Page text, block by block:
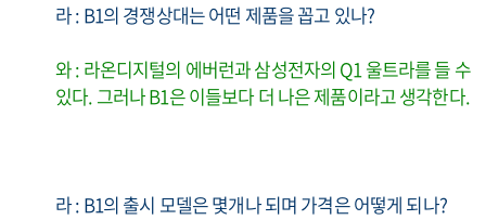
라 : B1의 경쟁상대는 어떤 제품을 꼽고 있나?
와 : 라온디지털의 에버런과 삼성전자의 Q1 울트라를 들 수
있다. 그러나 B1은 이들보다 더 나은 제품이라고 생각한다.
라 : B1의 출시 모델은 몇개나 되며 가격은 어떻게 되나?